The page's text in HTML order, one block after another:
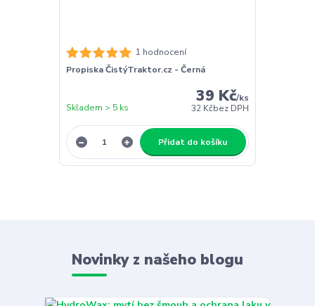
1 hodnocení
Propiska ČistýTraktor.cz - Černá
39 Kč/ks
32 Kčbez DPH
Skladem > 5 ks
Přidat do košíku
Novinky z našeho blogu